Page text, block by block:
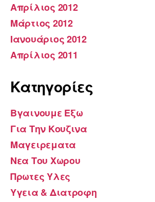
Απρίλιος 2012
Μάρτιος 2012
Ιανουάριος 2012
Απρίλιος 2011
Kατηγορίες
Βγαινουμε Εξω
Για Την Κουζινα
Μαγειρεματα
Νεα Του Χωρου
Πρωτες Υλες
Υγεια & Διατροφη